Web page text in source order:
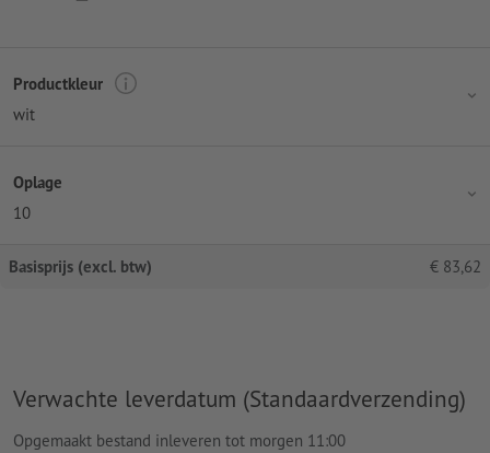
Productkleur
wit
Oplage
10
Basisprijs (excl. btw) € 83,62
Verwachte leverdatum (Standaardverzending)
Opgemaakt bestand inleveren tot morgen 11:00